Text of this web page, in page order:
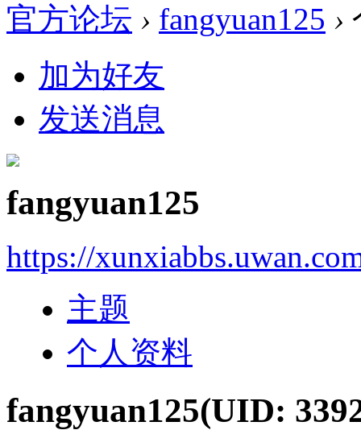
官方论坛 › fangyuan125 ›
加为好友
发送消息
fangyuan125
https://
主题
个人资料
fangyuan125(UID: